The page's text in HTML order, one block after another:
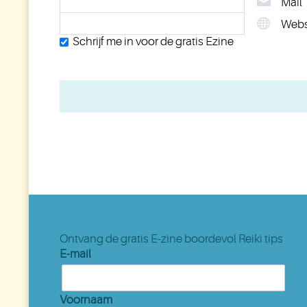
Schrijf me in voor de gratis Ezine
Ontvang de gratis E-zine boordevol Reiki tips
E-mail
Voornaam